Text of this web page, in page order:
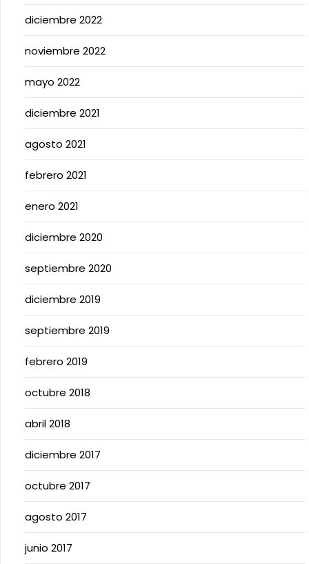
diciembre 2022
noviembre 2022
mayo 2022
diciembre 2021
agosto 2021
febrero 2021
enero 2021
diciembre 2020
septiembre 2020
diciembre 2019
septiembre 2019
febrero 2019
octubre 2018
abril 2018
diciembre 2017
octubre 2017
agosto 2017
junio 2017